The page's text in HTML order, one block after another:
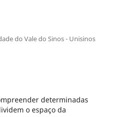
do Vale do Sinos - Unisinos
determinadas
o espaço da